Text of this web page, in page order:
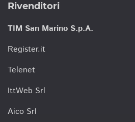
Rivenditori
TIM San Marino S.p.A.
Register.it
Telenet
IttWeb Srl
Aico Srl